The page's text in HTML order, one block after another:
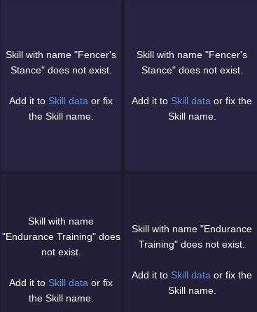
Skill with name "Fencer's
Stance" does not exist.
Add it to Skill data or fix
the Skill name.
Skill with name "Fencer's
Stance" does not exist.
Add it to Skill data or fix the
Skill name.
Skill with name
"Endurance Training" does
not exist.
Add it to Skill data or fix
the Skill name.
Skill with name "Endurance
Training" does not exist.
Add it to Skill data or fix the
Skill name.